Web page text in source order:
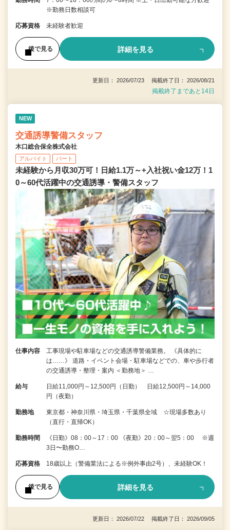
※勤務日数相談可
応募資格 未経験者歓迎
後で見る 詳細を見る
更新日： 2026/07/23 掲載終了日： 2026/08/21
掲載終了まであと14日
NEW
交通誘導警備スタッフ
木口総合保全株式会社
アルバイト パート
未経験から月収30万可！日給1.1万～+入社祝い金12万！1
0～60代活躍中の交通誘導・警備スタッフ
仕事内容
工事現場や駐車場などの交通誘導警備業務。 《具体的に
は……》 道路・イベント会場・駐車場などでの、車や歩行者
の交通誘導・整理・案内 ＜勤務地＞ …
給与
日給11,000円～12,500円（日勤） 日給12,500円～14,000
円（夜勤）
勤務地
東京都・神奈川県・埼玉県・千葉県全域 ☆現場多数あり
（直行・直帰OK）
勤務時間
《日勤》08：00～17：00 《夜勤》20：00～翌5：00 ※週
3日〜勤務O…
応募資格 18歳以上（警備業法による※例外事由2号）、未経験OK！
後で見る 詳細を見る
更新日： 2026/07/22 掲載終了日： 2026/09/05